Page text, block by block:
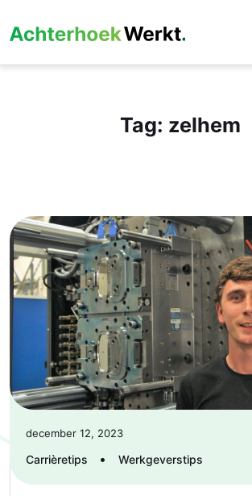
Tag: zelhem
december 12, 2023
Carrièretips • Werkgeverstips